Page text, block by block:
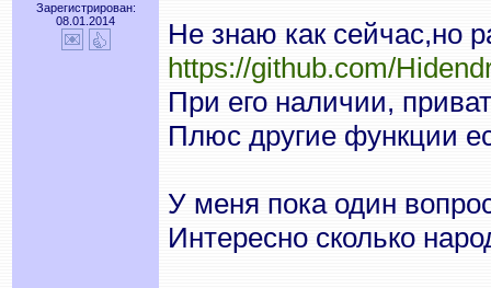
Зарегистрирован:
08.01.2014
Не знаю как сейчас,но
https://github.com/
При его наличии,
Плюс другие функции
У меня пока один
Интересно сколько